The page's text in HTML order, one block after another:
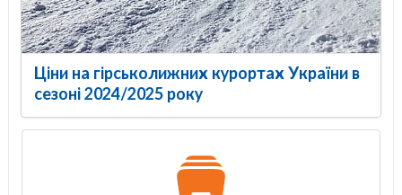
Ціни на гірськолижних курортах України в
сезоні 2024/2025 року